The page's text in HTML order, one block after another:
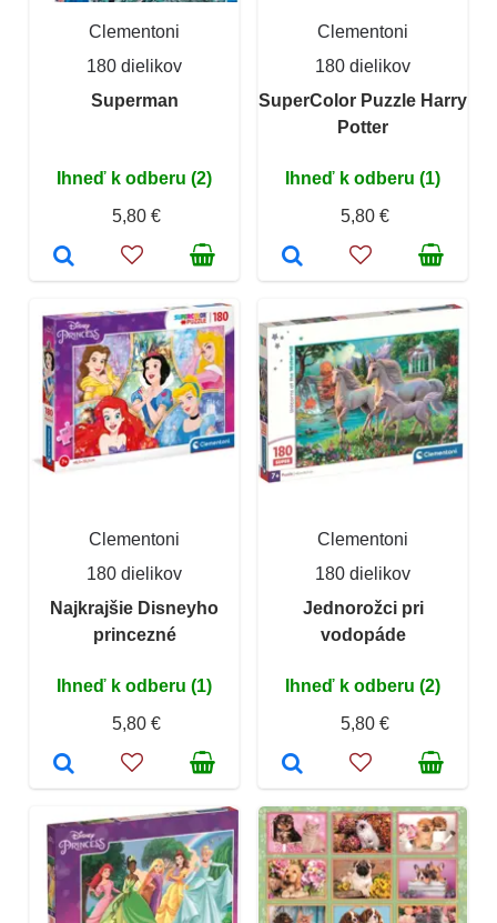
Clementoni
180 dielikov
Superman
Ihneď k odberu (2)
5,80 €
Clementoni
180 dielikov
SuperColor Puzzle Harry
Potter
Ihneď k odberu (1)
5,80 €
Clementoni
180 dielikov
Najkrajšie Disneyho
princezné
Ihneď k odberu (1)
5,80 €
Clementoni
180 dielikov
Jednorožci pri
vodopáde
Ihneď k odberu (2)
5,80 €